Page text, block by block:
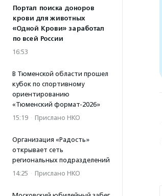
Портал поиска доноров
крови для животных
«Одной Крови» заработал
по всей России
16:53
В Тюменской области прошел
кубок по спортивному
ориентированию
«Тюменский формат-2026»
15:19 · Прислано НКО
Организация «Радость»
открывает сеть
региональных подразделений
14:25 · Прислано НКО